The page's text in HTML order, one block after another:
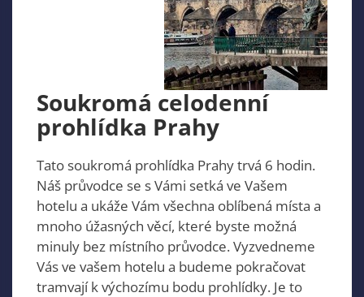
Soukromá celodenní
prohlídka Prahy
Tato soukromá prohlídka Prahy trvá 6 hodin.
Náš průvodce se s Vámi setká ve Vašem
hotelu a ukáže Vám všechna oblíbená místa a
mnoho úžasných věcí, které byste možná
minuly bez místního průvodce. Vyzvedneme
Vás ve vašem hotelu a budeme pokračovat
tramvají k výchozímu bodu prohlídky. Je to